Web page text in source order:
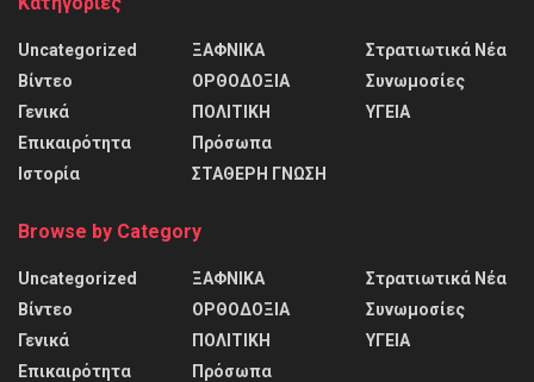
Uncategorized
Βίντεο
Γενικά
Επικαιρότητα
Ιστορία
ΞΑΦΝΙΚΑ
ΟΡΘΟΔΟΞΙΑ
ΠΟΛΙΤΙΚΗ
Πρόσωπα
ΣΤΑΘΕΡΗ ΓΝΩΣΗ
Στρατιωτικά Νέα
Συνωμοσίες
ΥΓΕΙΑ
Browse by Category
Uncategorized
Βίντεο
Γενικά
Επικαιρότητα
ΞΑΦΝΙΚΑ
ΟΡΘΟΔΟΞΙΑ
ΠΟΛΙΤΙΚΗ
Πρόσωπα
Στρατιωτικά Νέα
Συνωμοσίες
ΥΓΕΙΑ